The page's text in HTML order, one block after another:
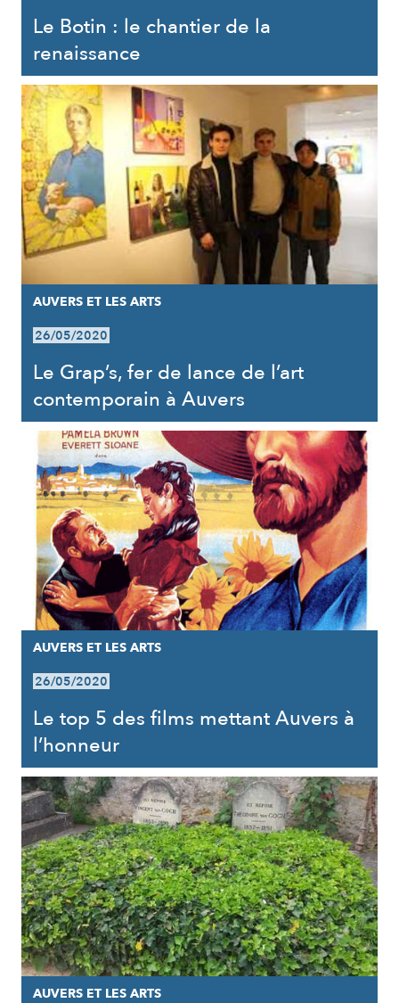
Le Botin : le chantier de la
renaissance
AUVERS ET LES ARTS
26/05/2020
Le Grap’s, fer de lance de l’art
contemporain à Auvers
AUVERS ET LES ARTS
26/05/2020
Le top 5 des films mettant Auvers à
l’honneur
AUVERS ET LES ARTS